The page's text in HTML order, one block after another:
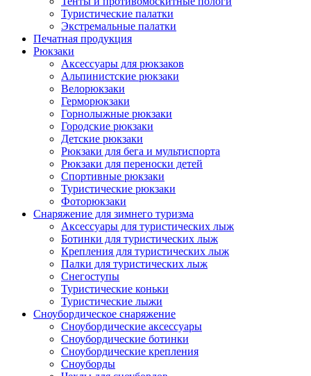
Туристические палатки
Экстремальные палатки
Печатная продукция
Рюкзаки
Аксессуары для рюкзаков
Альпинистские рюкзаки
Велорюкзаки
Герморюкзаки
Горнолыжные рюкзаки
Городские рюкзаки
Детские рюкзаки
Рюкзаки для бега и мультиспорта
Рюкзаки для переноски детей
Спортивные рюкзаки
Туристические рюкзаки
Фоторюкзаки
Снаряжение для зимнего туризма
Аксессуары для туристических лыж
Ботинки для туристических лыж
Крепления для туристических лыж
Палки для туристических лыж
Снегоступы
Туристические коньки
Туристические лыжи
Сноубордическое снаряжение
Сноубордические аксессуары
Сноубордические ботинки
Сноубордические крепления
Сноуборды